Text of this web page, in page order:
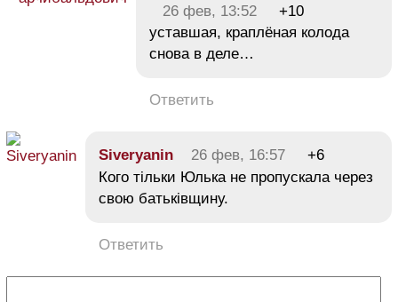
26 фев, 13:52
+10
уставшая, краплёная колода
снова в деле…
Ответить
Siveryanin 26 фев, 16:57
+6
Кого тільки Юлька не пропускала через
свою батьківщину.
Ответить